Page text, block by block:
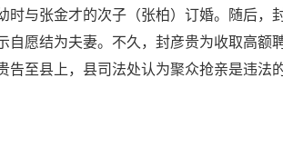
时与张金才的次子（张柏）订婚。随后
自愿结为夫妻。不久，封彦贵为收取高
告至县上，县司法处认为聚众抢亲是违